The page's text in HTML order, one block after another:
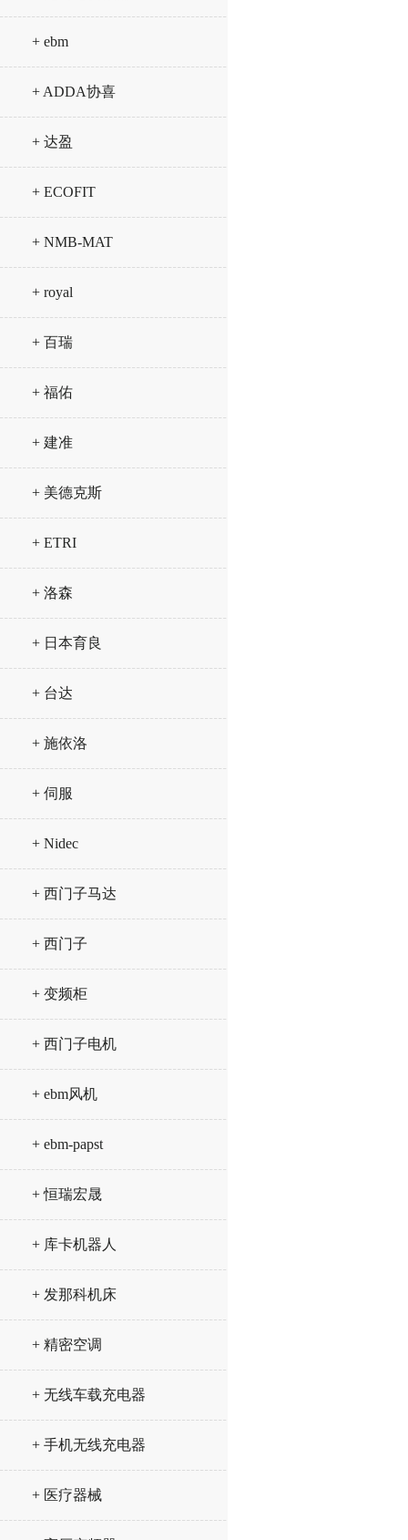
+ ebm
+ ADDA协喜
+ 达盈
+ ECOFIT
+ NMB-MAT
+ royal
+ 百瑞
+ 福佑
+ 建准
+ 美德克斯
+ ETRI
+ 洛森
+ 日本育良
+ 台达
+ 施依洛
+ 伺服
+ Nidec
+ 西门子马达
+ 西门子
+ 变频柜
+ 西门子电机
+ ebm风机
+ ebm-papst
+ 恒瑞宏晟
+ 库卡机器人
+ 发那科机床
+ 精密空调
+ 无线车载充电器
+ 手机无线充电器
+ 医疗器械